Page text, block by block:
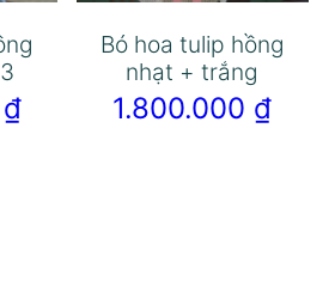
₫
Bó hoa tulip hồng
nhạt + trắng
1.800.000 ₫